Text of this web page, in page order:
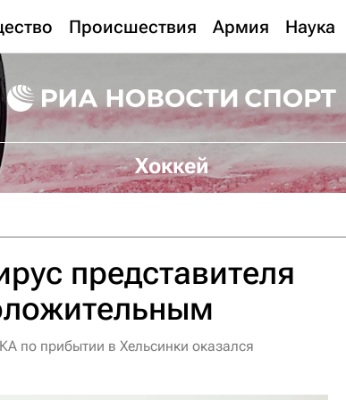
Происшествия Армия Наука
Хоккей
представителя
по прибытии в Хельсинки оказался